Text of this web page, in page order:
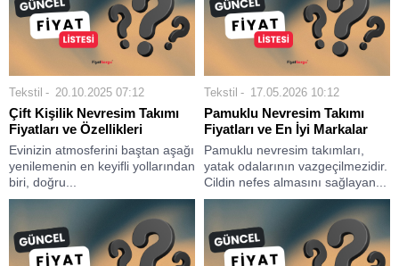
Tekstil 20.10.2025 07:12
Çift Kişilik Nevresim Takımı
Fiyatları ve Özellikleri
Evinizin atmosferini baştan aşağı
yenilemenin en keyifli yollarından
biri, doğru...
Tekstil 17.05.2026 10:12
Pamuklu Nevresim Takımı
Fiyatları ve En İyi Markalar
Pamuklu nevresim takımları,
yatak odalarının vazgeçilmezidir.
Cildin nefes almasını sağlayan...